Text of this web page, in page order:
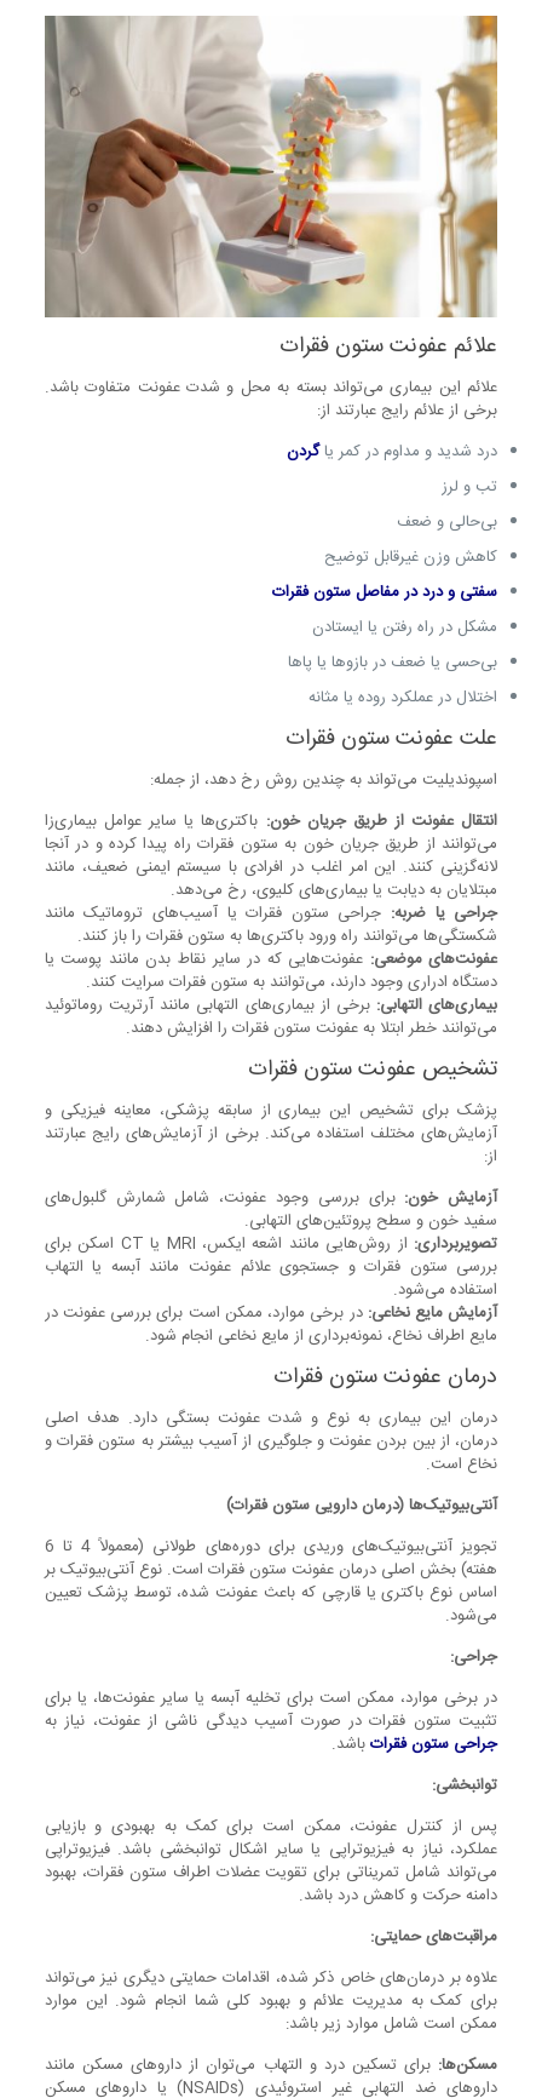
علائم عفونت ستون فقرات
علائم این بیماری می‌تواند بسته به محل و شدت عفونت متفاوت باشد.
برخی از علائم رایج عبارتند از:
درد شدید و مداوم در کمر یاگردن
تب و لرز
بی‌حالی و ضعف
کاهش وزن غیرقابل توضیح
سفتی و درد در مفاصل ستون فقرات
مشکل در راه رفتن یا ایستادن
بی‌حسی یا ضعف در بازوها یا پاها
اختلال در عملکرد روده یا مثانه
علت عفونت ستون فقرات
اسپوندیلیت می‌تواند به چندین روش رخ دهد، از جمله:
انتقال عفونت از طریق جریان خون: باکتری‌ها یا سایر عوامل بیماری‌زا
می‌توانند از طریق جریان خون به ستون فقرات راه پیدا کرده و در آنجا
لانه‌گزینی کنند. این امر اغلب در افرادی با سیستم ایمنی ضعیف، مانند
مبتلایان به دیابت یا بیماری‌های کلیوی، رخ می‌دهد.
جراحی یا ضربه: جراحی ستون فقرات یا آسیب‌های تروماتیک مانند
شکستگی‌ها می‌توانند راه ورود باکتری‌ها به ستون فقرات را باز کنند.
عفونت‌های موضعی: عفونت‌هایی که در سایر نقاط بدن مانند پوست یا
دستگاه ادراری وجود دارند، می‌توانند به ستون فقرات سرایت کنند.
بیماری‌های التهابی: برخی از بیماری‌های التهابی مانند آرتریت روماتوئید
می‌توانند خطر ابتلا به عفونت ستون فقرات را افزایش دهند.
تشخیص عفونت ستون فقرات
پزشک برای تشخیص این بیماری از سابقه پزشکی، معاینه فیزیکی و
آزمایش‌های مختلف استفاده می‌کند. برخی از آزمایش‌های رایج عبارتند
از:
آزمایش خون: برای بررسی وجود عفونت، شامل شمارش گلبول‌های
سفید خون و سطح پروتئین‌های التهابی.
تصویربرداری:
از روش‌هایی مانند اشعه ایکس، MRI یا CT اسکن برای
بررسی ستون فقرات و جستجوی علائم عفونت مانند آبسه یا التهاب
استفاده می‌شود.
آزمایش مایع نخاعی: در برخی موارد، ممکن است برای بررسی عفونت در
مایع اطراف نخاع، نمونه‌برداری از مایع نخاعی انجام شود.
درمان عفونت ستون فقرات
درمان این بیماری به نوع و شدت عفونت بستگی دارد. هدف اصلی
درمان، از بین بردن عفونت و جلوگیری از آسیب بیشتر به ستون فقرات و
نخاع است.
آنتی‌بیوتیک‌ها(درمان دارویی ستون فقرات)
تجویز آنتی‌بیوتیک‌های وریدی برای دوره‌های طولانی (معمولاً 4 تا 6
هفته) بخش اصلی درمان عفونت ستون فقرات است. نوع آنتی‌بیوتیک بر
اساس نوع باکتری یا قارچی که باعث عفونت شده، توسط پزشک تعیین
می‌شود.
جراحی:
در برخی موارد، ممکن است برای تخلیه آبسه یا سایر عفونت‌ها، یا برای
تثبیت ستون فقرات در صورت آسیب دیدگی ناشی از عفونت، نیاز به
جراحی ستون فقراتباشد.
توانبخشی:
پس از کنترل عفونت، ممکن است برای کمک به بهبودی و بازیابی
عملکرد، نیاز به فیزیوتراپی یا سایر اشکال توانبخشی باشد. فیزیوتراپی
می‌تواند شامل تمریناتی برای تقویت عضلات اطراف ستون فقرات، بهبود
دامنه حرکت و کاهش درد باشد.
مراقبت‌های حمایتی:
علاوه بر درمان‌های خاص ذکر شده، اقدامات حمایتی دیگری نیز می‌تواند
برای کمک به مدیریت علائم و بهبود کلی شما انجام شود. این موارد
ممکن است شامل موارد زیر باشد:
مسکن‌ها: برای تسکین درد و التهاب می‌توان از داروهای مسکن مانند
داروهای ضد التهابی غیر استروئیدی (NSAIDs) یا داروهای مسکن